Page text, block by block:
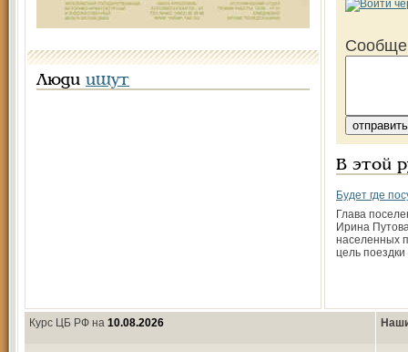
Люди ищут
В этой
Будет где
Глава
Ирина
населенных
цель
Курс ЦБ РФ на 10.08.2026